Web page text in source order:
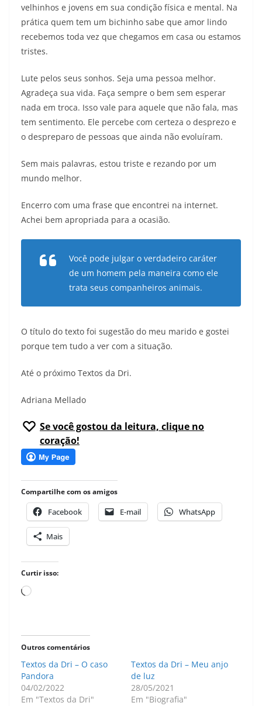
velhinhos e jovens em sua condição física e mental. Na
prática quem tem um bichinho sabe que amor lindo
recebemos toda vez que chegamos em casa ou estamos
tristes.
Lute pelos seus sonhos. Seja uma pessoa melhor.
Agradeça sua vida. Faça sempre o bem sem esperar
nada em troca. Isso vale para aquele que não fala, mas
tem sentimento. Ele percebe com certeza o desprezo e
o despreparo de pessoas que ainda não evoluíram.
Sem mais palavras, estou triste e rezando por um
mundo melhor.
Encerro com uma frase que encontrei na internet.
Achei bem apropriada para a ocasião.
Você pode julgar o verdadeiro caráter
de um homem pela maneira como ele
trata seus companheiros animais.
O título do texto foi sugestão do meu marido e gostei
porque tem tudo a ver com a situação.
Até o próximo Textos da Dri.
Adriana Mellado
Se você gostou da leitura, clique no
coração!
Compartilhe com os amigos
Facebook E-mail WhatsApp
Mais
Curtir isso:
Carregando...
Outros comentários
Textos da Dri – O caso
Pandora
04/02/2022
Em "Textos da Dri"
Textos da Dri – Meu anjo
de luz
28/05/2021
Em "Biografia"